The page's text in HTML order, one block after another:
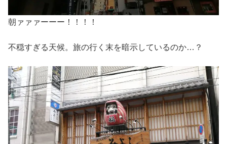
朝ァァァーーー！！！！
不穏すぎる天候。旅の行く末を暗示しているのか…？